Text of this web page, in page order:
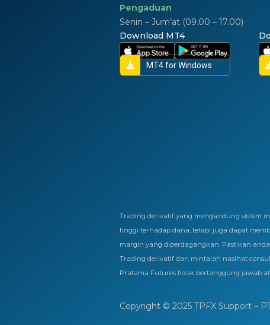
Pengaduan
Senin – Jum’at (09.00 – 17.00)
Download MT4
MT4 for Windows
Trading derivatif yang mengandung sistem
tinggi terhadap dana, tetapi juga dapat
margin yang diperdagangkan. Pastikan
Trading derivatif dan mintalah nasihat
Pratama Futures tidak bertanggung jawab
Copyright © 2025 TPFX Support –